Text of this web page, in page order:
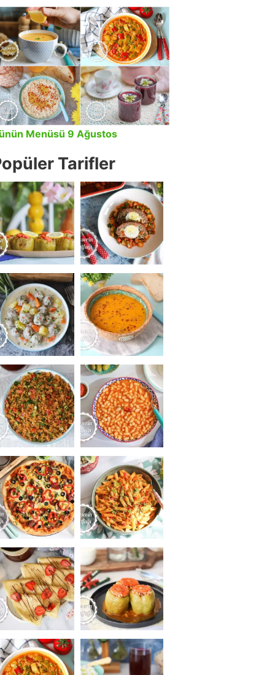
Menüsü 9 Ağustos
Tarifler